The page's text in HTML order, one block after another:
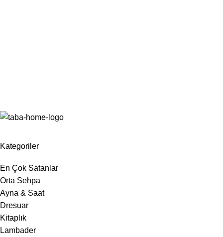
Kategoriler
En Çok Satanlar
Orta Sehpa
Ayna & Saat
Dresuar
Kitaplık
Lambader